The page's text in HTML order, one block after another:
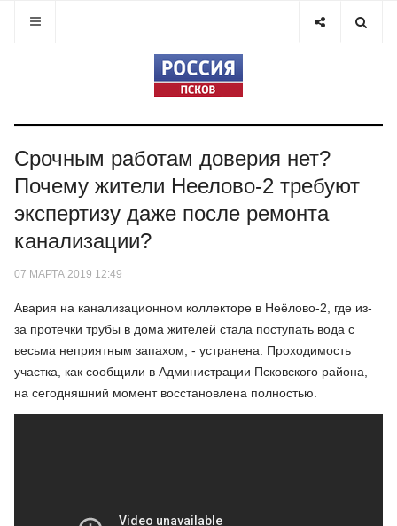
Срочным работам доверия нет?
Почему жители Неелово-2 требуют
экспертизу даже после ремонта
канализации?
07 МАРТА 2019 12:49
Авария на канализационном коллекторе в Неёлово-2, где из-
за протечки трубы в дома жителей стала поступать вода с
весьма неприятным запахом, - устранена. Проходимость
участка, как сообщили в Администрации Псковского района,
на сегодняшний момент восстановлена полностью.